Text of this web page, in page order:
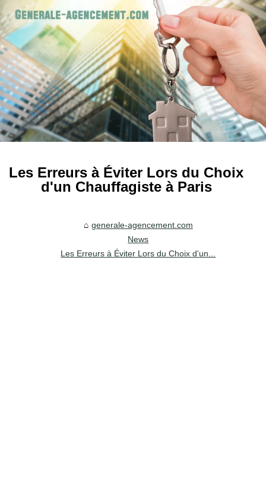
Les Erreurs à Éviter Lors du Choix
d'un Chauffagiste à Paris
generale-agencement.com
News
Les Erreurs à Éviter Lors du Choix d'un...